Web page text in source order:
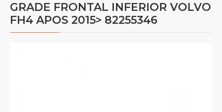
GRADE FRONTAL INFERIOR VOLVO
FH4 APOS 2015> 82255346